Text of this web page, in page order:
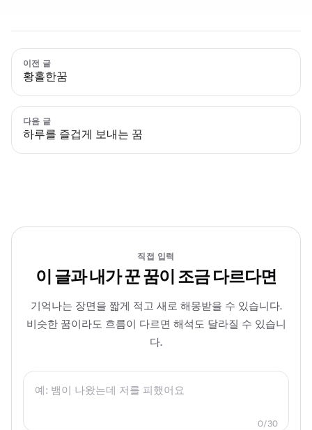
이전 글
황홀한꿈
다음 글
하루를 즐겁게 보내는 꿈
직접 입력
이 글과 내가 꾼 꿈이 조금 다르다면
기억나는 장면을 짧게 적고 새로 해몽받을 수 있습니다.
비슷한 꿈이라도 흐름이 다르면 해석도 달라질 수 있습니
다.
0/30